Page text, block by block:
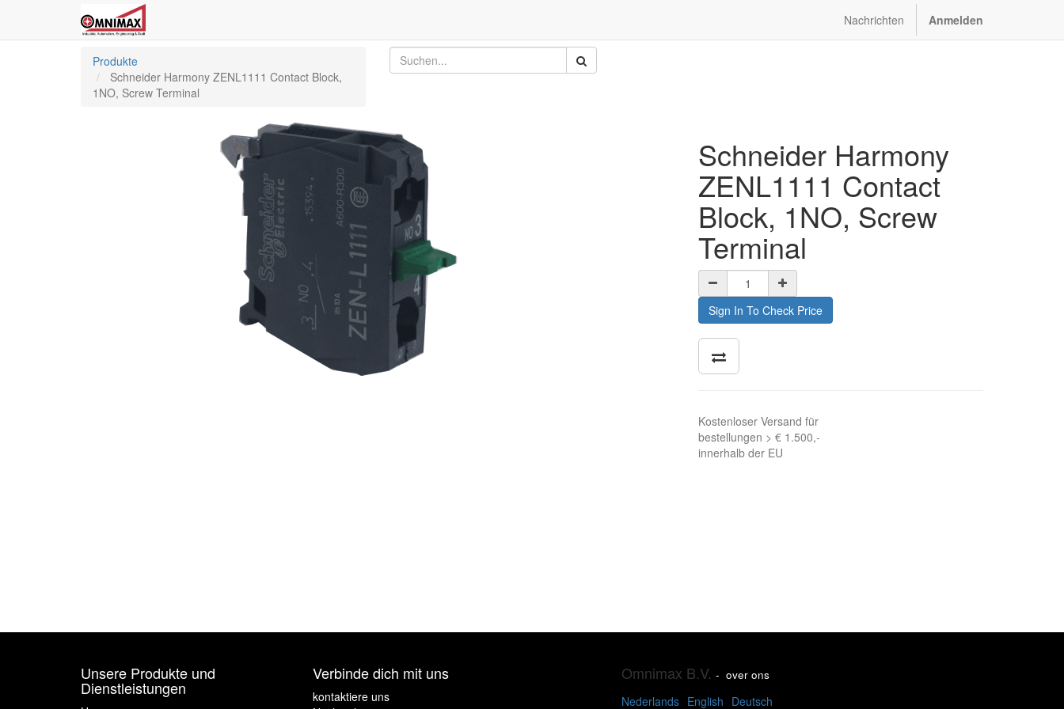
Nachrichten Anmelden
Produkte
Schneider Harmony ZENL1111 Contact Block,
1NO, Screw Terminal
Schneider Harmony
ZENL1111 Contact
Block, 1NO, Screw
Terminal
Sign In To Check Price
Kostenloser Versand für
bestellungen > € 1.500,-
innerhalb der EU
Unsere Produkte und
Dienstleistungen
Verbinde dich mit uns
kontaktiere uns
Omnimax B.V. - over ons
Nederlands English Deutsch